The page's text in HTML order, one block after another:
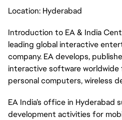
Location: Hyderabad
Introduction to EA & India
leading global interactive
company. EA develops,
interactive software worldwide
personal computers, wireless
EA India’s office in Hyderabad
development activities for